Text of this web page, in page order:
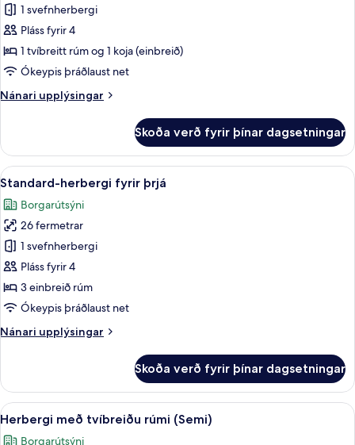
Fjölskylduherbergi
1 svefnherbergi
Pláss fyrir 4
1 tvíbreitt rúm og 1 koja (einbreið)
Ókeypis þráðlaust net
Nánari upplýsingar
Nánari
Skoða verð fyrir þínar dagsetningar
Skoða
allar
myndir
fyrir
Standard-
herbergi
fyrir
þrjá
Rúmföt af bestu gerð, dúnsængur,
10
Standard-herbergi fyrir þrjá
Borgarútsýni
26 fermetrar
1 svefnherbergi
Pláss fyrir 4
3 einbreið rúm
Ókeypis þráðlaust net
Nánari upplýsingar
Nánari
herbergi
fyrir
þrjá
Skoða verð fyrir þínar dagsetningar
Skoða
allar
Rúmföt af bestu gerð, dúnsængur,
6
Herbergi með tvíbreiðu rúmi (Semi)
Borgarútsýni